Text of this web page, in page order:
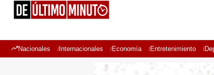
Nacionales Internacionales Economía Entretenimiento